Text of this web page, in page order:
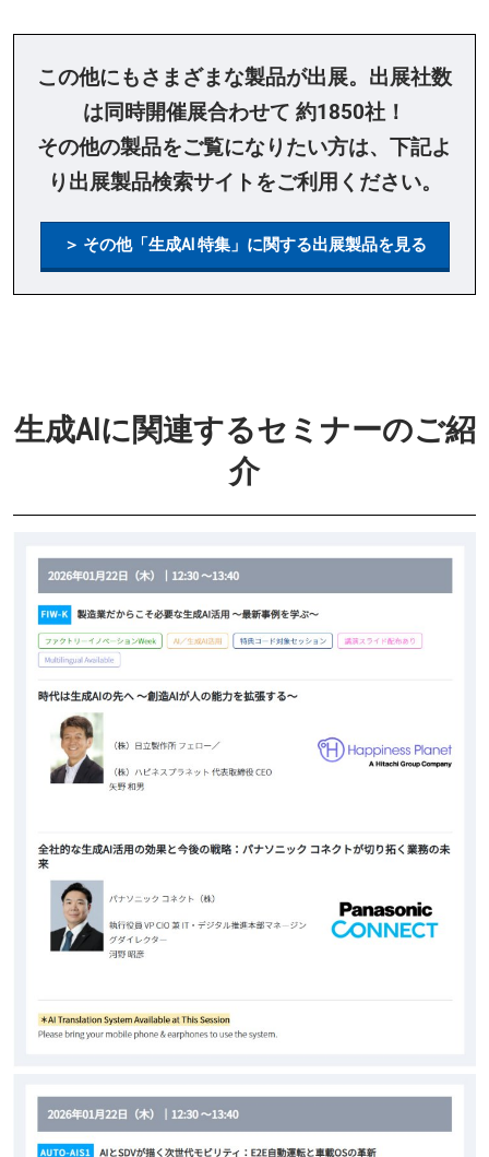
この他にもさまざまな製品が出展。出展社数
は同時開催展合わせて 約1850社！
その他の製品をご覧になりたい方は、下記よ
り出展製品検索サイトをご利用ください。
＞ その他「生成AI 特集」に関する出展製品を見る
生成AIに関連するセミナーのご紹
介